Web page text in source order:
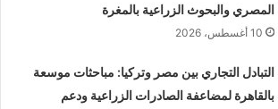
المصري والبحوث الزراعية بالمغرة
10 أغسطس، 2026
التبادل التجاري بين مصر وتركيا: مباحثات موسعة
بالقاهرة لمضاعفة الصادرات الزراعية ودعم